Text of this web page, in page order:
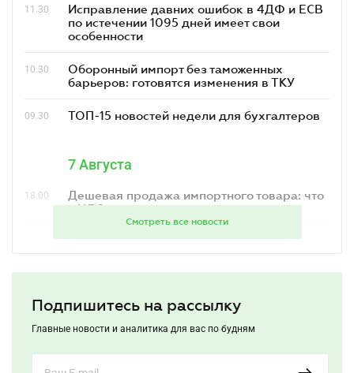
11.30
Исправление давних ошибок в 4ДФ и ЕСВ
по истечении 1095 дней имеет свои
особенности
10.30
Оборонный импорт без таможенных
барьеров: готовятся изменения в ТКУ
09.30 ТОП-15 новостей недели для бухгалтеров
7 Августа
18.00
Дешевая продажа импортного товара: что
c НДС
Цифровизация НДС: какие системные
изменения готовят для ФЛП и бизнеса
новую оценку земли при расчете МНО
15.30
Кабмин утвердил новый Порядок ведения
Смотреть все новости
Подпишитесь на рассылку
Главные новости и аналитика для вас по будням